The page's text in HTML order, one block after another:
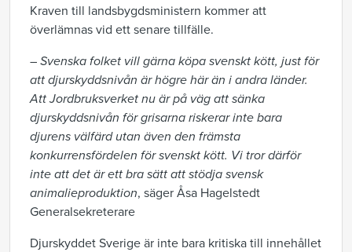
Kraven till landsbygdsministern kommer att
överlämnas vid ett senare tillfälle.
– Svenska folket vill gärna köpa svenskt kött, just för
att djurskyddsnivån är högre här än i andra länder.
Att Jordbruksverket nu är på väg att sänka
djurskyddsnivån för grisarna riskerar inte bara
djurens välfärd utan även den främsta
konkurrensfördelen för svenskt kött. Vi tror därför
inte att det är ett bra sätt att stödja svensk
animalieproduktion, säger Åsa Hagelstedt
Generalsekreterare
Djurskyddet Sverige är inte bara kritiska till innehållet